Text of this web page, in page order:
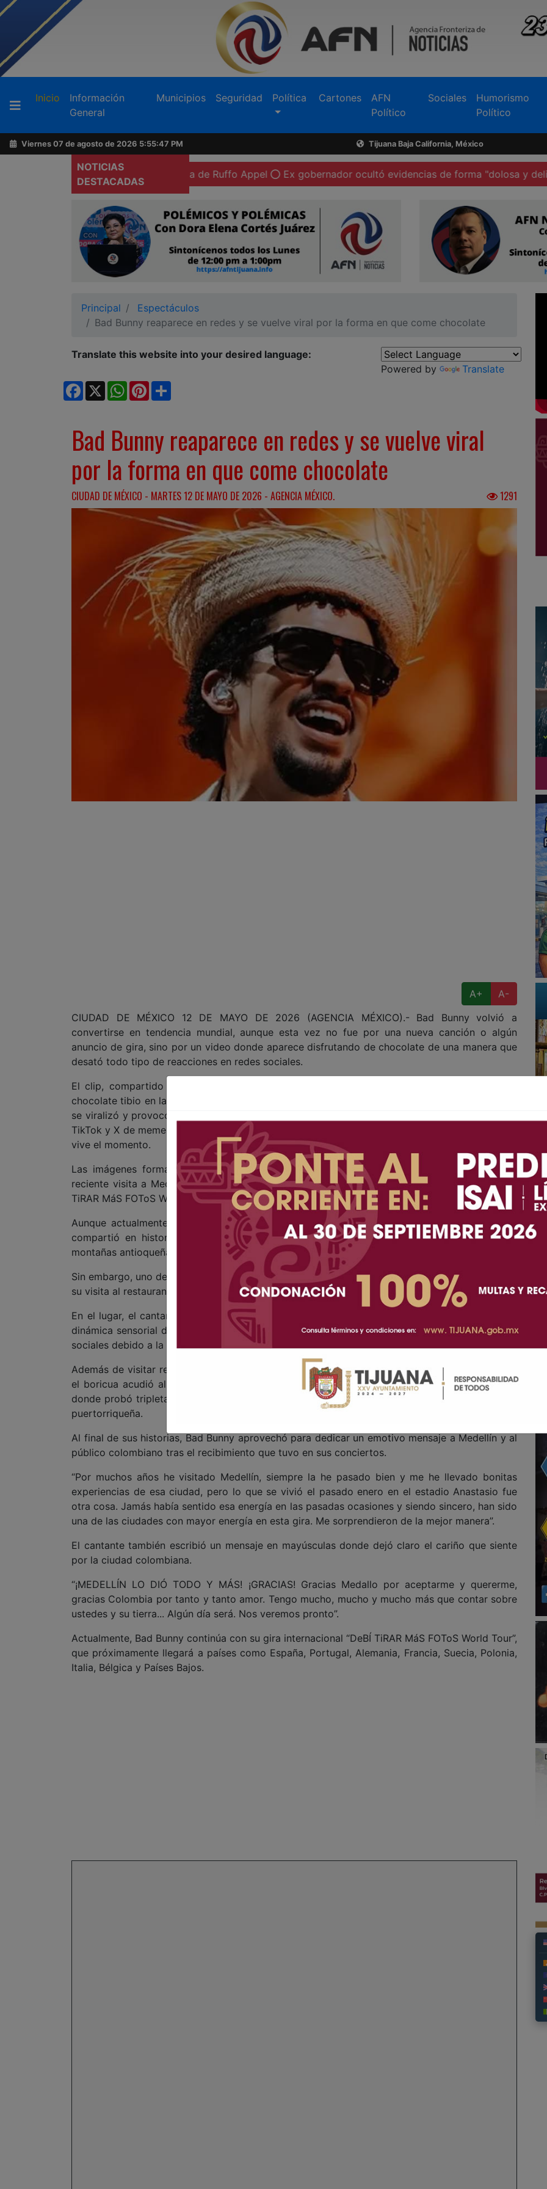
Inicio (current)
Información
General
Municipios Seguridad Política Cartones
AFN
Político
Sociales
Humorismo
Político
Viernes 07 de agosto de 2026 5:55:48 PM Tijuana Baja California, México
NOTICIAS
DESTACADAS
prisión preventiva domiciliaria de Ruffo Appel Ex gobernador ocultó evidencias de forma "dolosa y deliberada":
Principal
Espectáculos
Bad Bunny reaparece en redes y se vuelve viral por la forma en que come chocolate
Translate this website into your desired language:
Powered by
Translate
Facebook
X WhatsApp
Pinterest
Bad Bunny reaparece en redes y se vuelve viral
por la forma en que come chocolate
CIUDAD DE MÉXICO - MARTES 12 DE MAYO DE 2026 - AGENCIA MÉXICO. 1291
A+
A-
CIUDAD DE MÉXICO 12 DE MAYO DE 2026 (AGENCIA MÉXICO).- Bad Bunny volvió a
convertirse en tendencia mundial, aunque esta vez no fue por una nueva canción o algún
anuncio de gira, sino por un video donde aparece disfrutando de chocolate de una manera que
desató todo tipo de reacciones en redes sociales.
El clip, compartido recientemente por el propio cantante, muestra al intérprete saboreando
chocolate tibio en las manos mientras incluso se chupa los dedos, una escena que rápidamente
se viralizó y provocó miles de comentarios entre sus seguidores, quienes no tardaron en llenar
TikTok y X de memes, bromas y mensajes sobre las manos del artista y la sensual forma en que
vive el momento.
Las imágenes forman parte de una serie de recuerdos que Bad Bunny guardó de su más
reciente visita a Medellín, Colombia, ciudad que visitó en enero pasado durante su gira “DeBÍ
TiRAR MáS FOToS World Tour”, donde ofreció tres conciertos consecutivos.
Aunque actualmente su cuenta de Instagram permanece con cero publicaciones, el cantante
compartió en historias varios videos de su paso por la ciudad, incluyendo paisajes de las
montañas antioqueñas, recorridos por Sabaneta, Provenza y distintos momentos de descanso.
Sin embargo, uno de los videos que más llamó la atención fue precisamente el grabado durante
su visita al restaurante Elcielo, donde participó en una experiencia de chocolaterapia.
En el lugar, el cantante recibió chocolate tibio directamente en las manos como parte de una
dinámica sensorial del restaurante, momento que terminó robándose toda la atención en redes
sociales debido a la manera en que disfrutó la experiencia.
Además de visitar reconocidos restaurantes en la zona de El Poblado, también trascendió que
el boricua acudió al espacio cultural 50|50, ubicado en el distrito creativo Perpetuo Socorro,
donde probó tripletas, uno de los sándwiches más representativos de la gastronomía callejera
puertorriqueña.
Al final de sus historias, Bad Bunny aprovechó para dedicar un emotivo mensaje a Medellín y al
público colombiano tras el recibimiento que tuvo en sus conciertos.
“Por muchos años he visitado Medellín, siempre la he pasado bien y me he llevado bonitas
experiencias de esa ciudad, pero lo que se vivió el pasado enero en el estadio Anastasio fue
otra cosa. Jamás había sentido esa energía en las pasadas ocasiones y siendo sincero, han sido
una de las ciudades con mayor energía en esta gira. Me sorprendieron de la mejor manera”.
El cantante también escribió un mensaje en mayúsculas donde dejó claro el cariño que siente
por la ciudad colombiana.
“¡MEDELLÍN LO DIÓ TODO Y MÁS! ¡GRACIAS! Gracias Medallo por aceptarme y quererme,
gracias Colombia por tanto y tanto amor. Tengo mucho, mucho y mucho más que contar sobre
ustedes y su tierra... Algún día será. Nos veremos pronto”.
Actualmente, Bad Bunny continúa con su gira internacional “DeBÍ TiRAR MáS FOToS World Tour”,
que próximamente llegará a países como España, Portugal, Alemania, Francia, Suecia, Polonia,
Italia, Bélgica y Países Bajos.
Buscador
Acerca
de